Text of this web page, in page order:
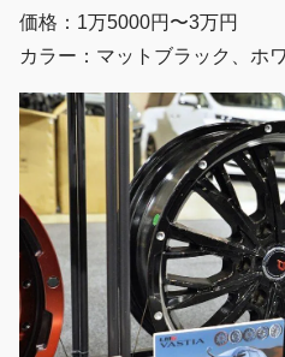
価格：1万5000円〜3万円
カラー：マットブラック、ホ